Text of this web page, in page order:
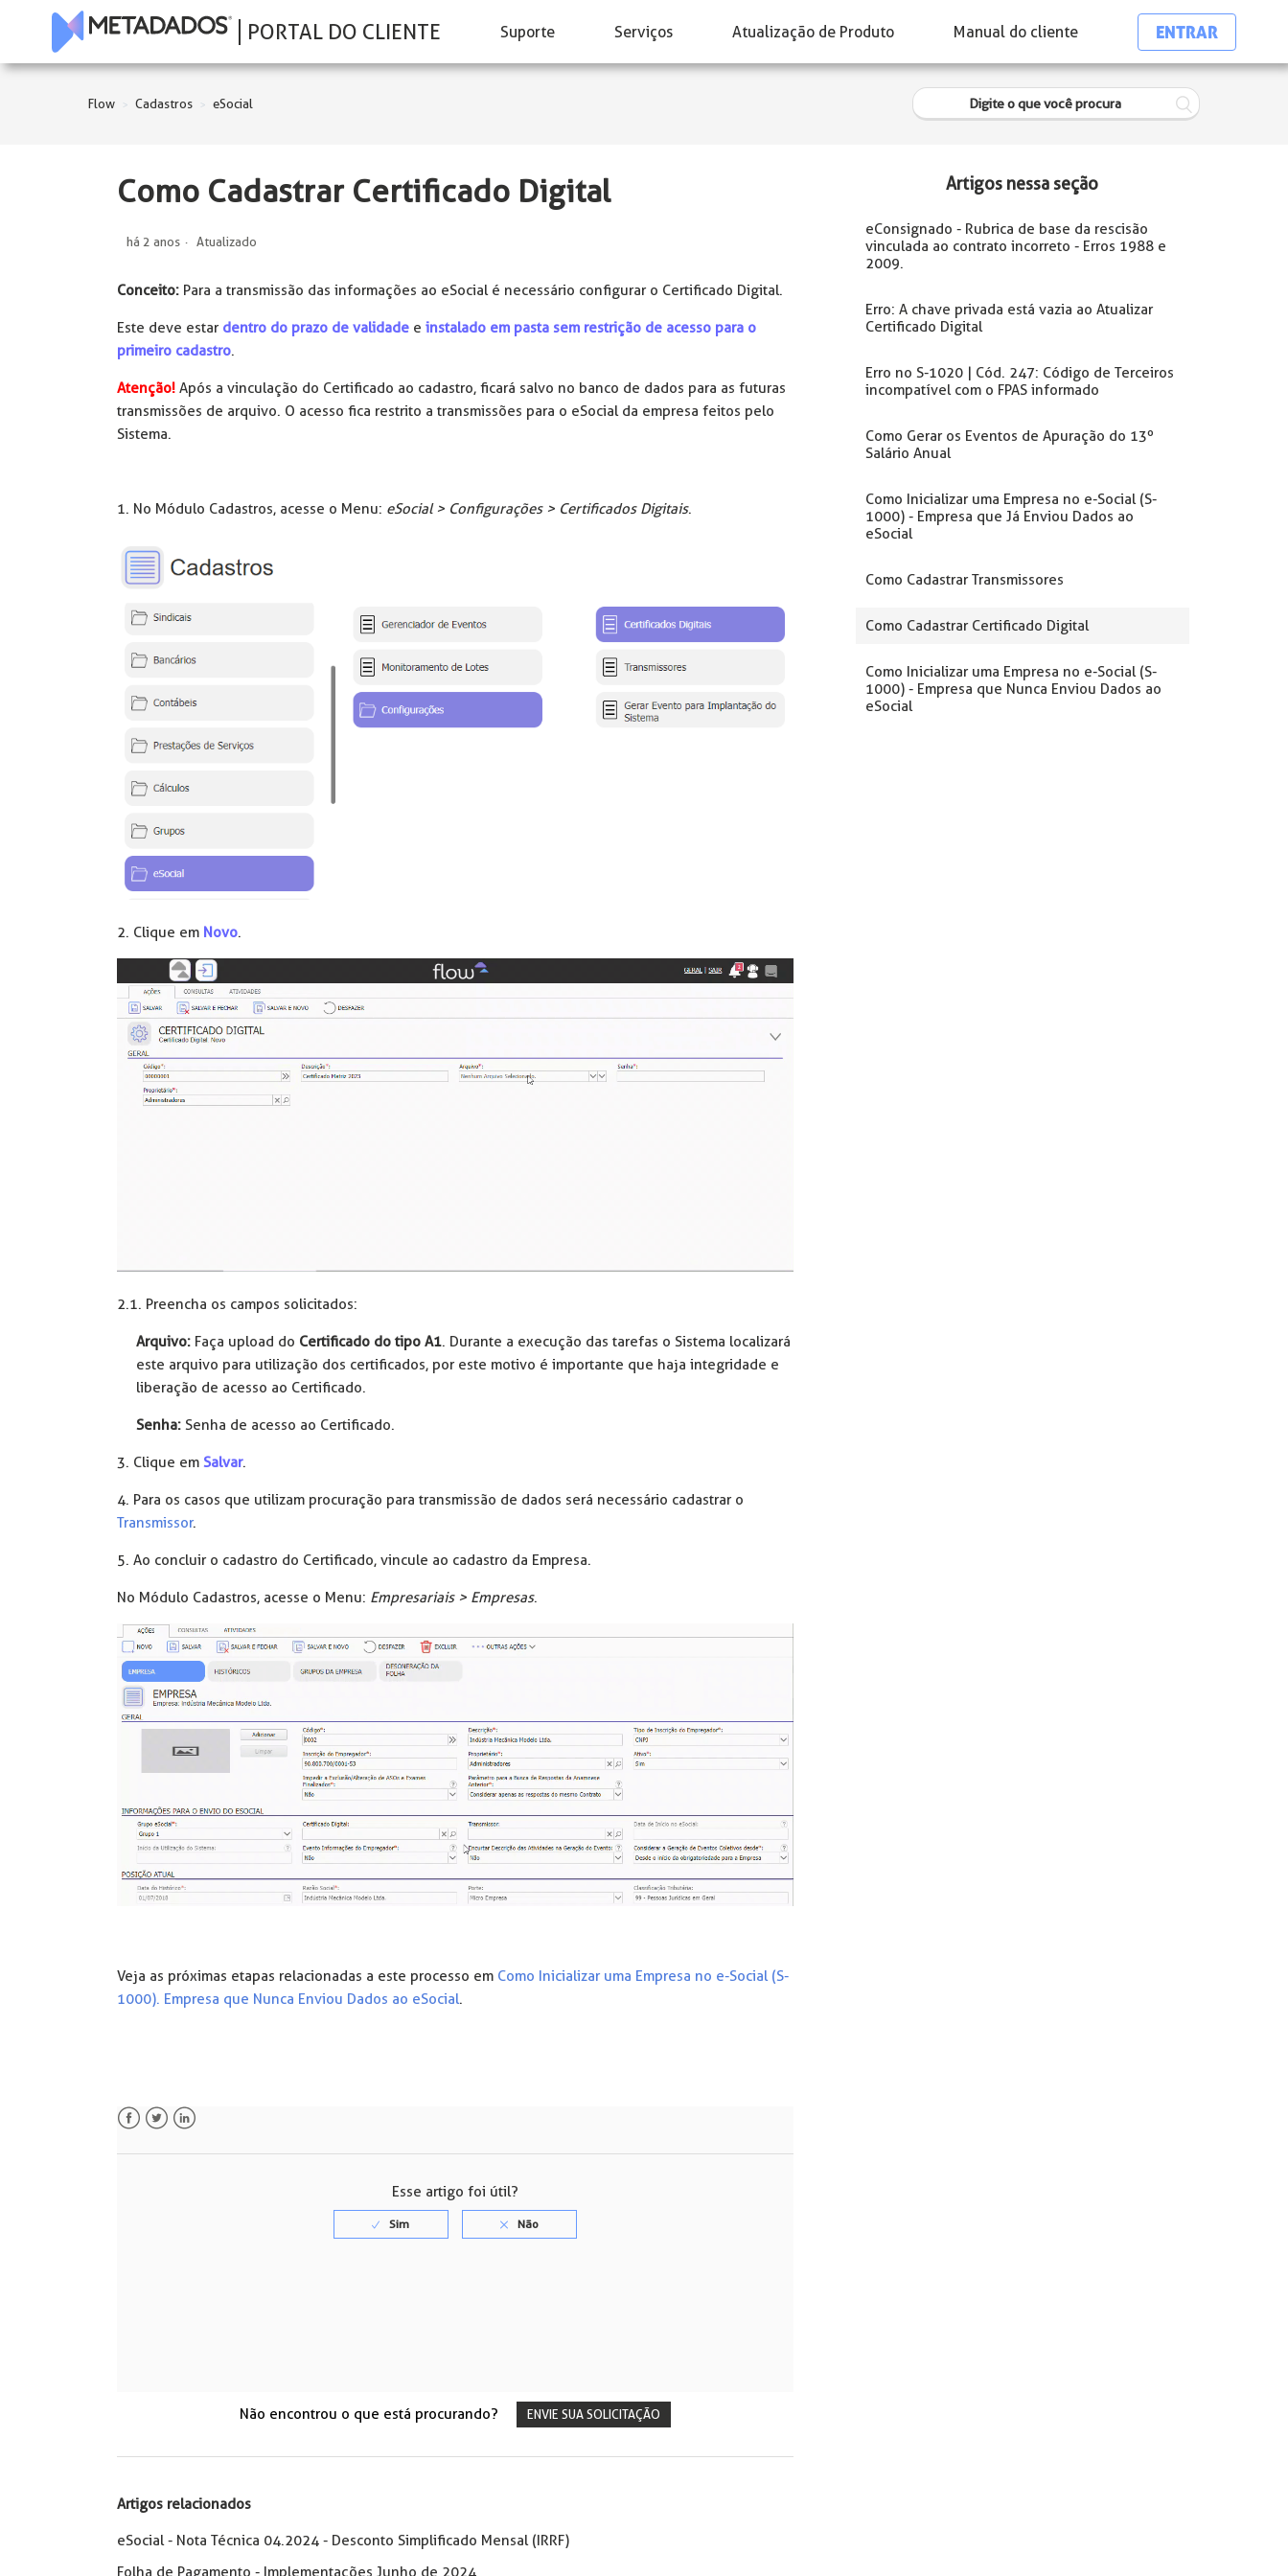
PORTAL DO CLIENTE Suporte Serviços Atualização de Produto Manual do cliente ENTRAR
Flow Cadastros eSocial
Como Cadastrar Certificado Digital
há 2 anos Atualizado
Conceito: Para a transmissão das informações ao eSocial é necessário configurar o Certificado Digital.
Este deve estar dentro do prazo de validade e instalado em pasta sem restrição de acesso para o
primeiro cadastro.
Atenção! Após a vinculação do Certificado ao cadastro, ficará salvo no banco de dados para as futuras
transmissões de arquivo. O acesso fica restrito a transmissões para o eSocial da empresa feitos pelo
Sistema.
1. No Módulo Cadastros, acesse o Menu: eSocial > Configurações > Certificados Digitais.
2. Clique em Novo.
2.1. Preencha os campos solicitados:
Arquivo: Faça upload do Certificado do tipo A1. Durante a execução das tarefas o Sistema localizará
este arquivo para utilização dos certificados, por este motivo é importante que haja integridade e
liberação de acesso ao Certificado.
Senha: Senha de acesso ao Certificado.
3. Clique em Salvar.
4. Para os casos que utilizam procuração para transmissão de dados será necessário cadastrar o
Transmissor.
5. Ao concluir o cadastro do Certificado, vincule ao cadastro da Empresa.
No Módulo Cadastros, acesse o Menu: Empresariais > Empresas.
Veja as próximas etapas relacionadas a este processo em Como Inicializar uma Empresa no e-Social (S-
1000). Empresa que Nunca Enviou Dados ao eSocial.
Esse artigo foi útil?
Não encontrou o que está procurando? ENVIE SUA SOLICITAÇÃO
Artigos relacionados
eSocial - Nota Técnica 04.2024 - Desconto Simplificado Mensal (IRRF)
Folha de Pagamento - Implementações Junho de 2024
Artigos nessa seção
eConsignado - Rubrica de base da rescisão
vinculada ao contrato incorreto - Erros 1988 e
2009.
Erro: A chave privada está vazia ao Atualizar
Certificado Digital
Erro no S-1020 | Cód. 247: Código de Terceiros
incompatível com o FPAS informado
Como Gerar os Eventos de Apuração do 13º
Salário Anual
Como Inicializar uma Empresa no e-Social (S-
1000) - Empresa que Já Enviou Dados ao
eSocial
Como Cadastrar Transmissores
Como Cadastrar Certificado Digital
Como Inicializar uma Empresa no e-Social (S-
1000) - Empresa que Nunca Enviou Dados ao
eSocial